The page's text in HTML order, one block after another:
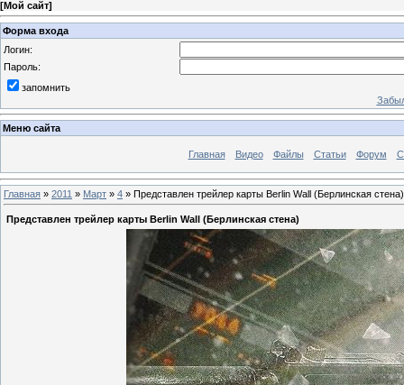
[Мой сайт]
Форма входа
Логин:
Пароль:
запомнить
Меню сайта
Главная Видео Файлы Статьи Форум
Главная » 2011 » Март » 4 » Представлен трейлер карты Berlin Wall (Берлинская стена)
Представлен трейлер карты Berlin Wall (Берлинская стена)